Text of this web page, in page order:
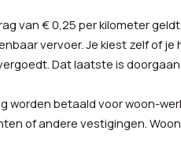
van € 0,25 per kilometer
vervoer. Je kiest zelf of
Dat laatste is
worden betaald voor woon-
of andere vestigingen.